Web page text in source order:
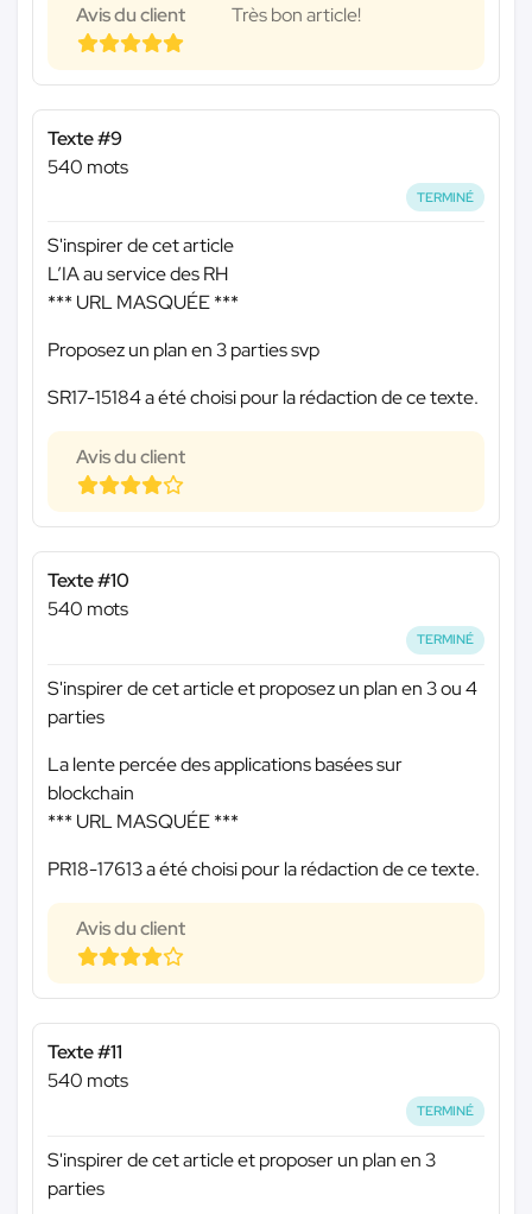
Avis du client Très bon article!
Texte #9
540 mots
TERMINÉ
S'inspirer de cet article
L’IA au service des RH
*** URL MASQUÉE ***
Proposez un plan en 3 parties svp
SR17-15184 a été choisi pour la rédaction de ce texte.
Avis du client
Texte #10
540 mots
TERMINÉ
S'inspirer de cet article et proposez un plan en 3 ou 4
parties
La lente percée des applications basées sur
blockchain
*** URL MASQUÉE ***
PR18-17613 a été choisi pour la rédaction de ce texte.
Avis du client
Texte #11
540 mots
TERMINÉ
S'inspirer de cet article et proposer un plan en 3
parties